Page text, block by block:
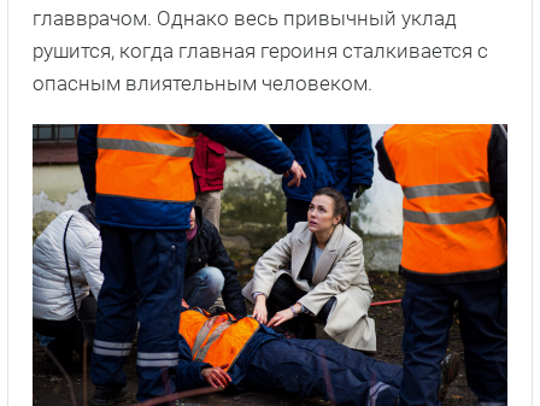
главврачом. Однако весь привычный уклад
рушится, когда главная героиня сталкивается с
опасным влиятельным человеком.